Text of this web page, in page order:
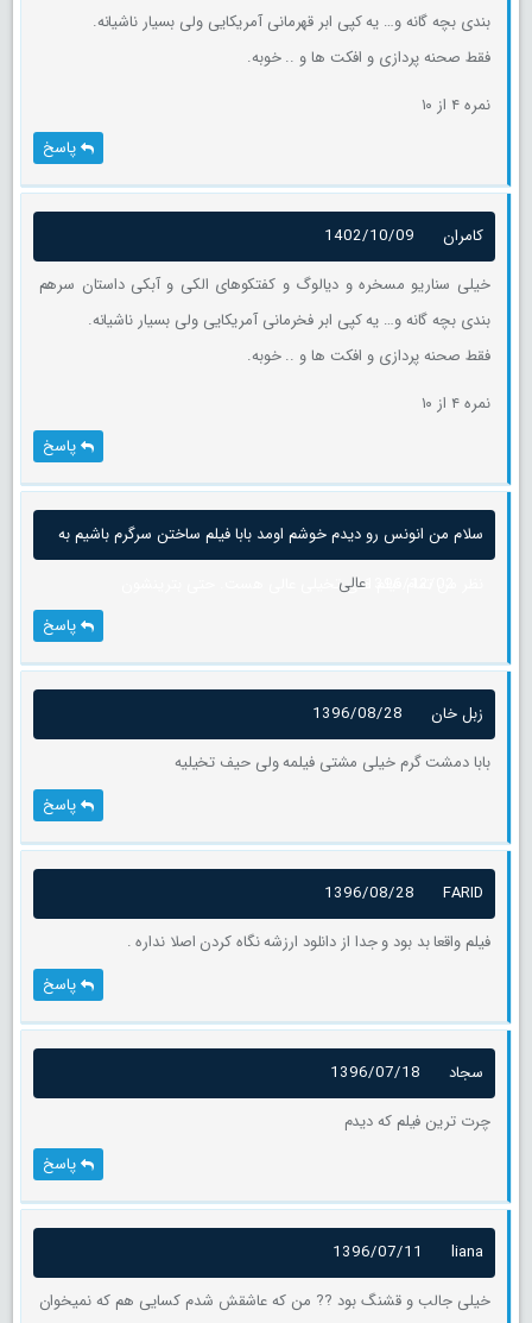
بندی بچه گانه و… یه کپی ابر قهرمانی آمریکایی ولی بسیار ناشیانه.
فقط صحنه پردازی و افکت ها و .. خوبه.
نمره ۴ از ۱۰
پاسخ
کامران
1402/10/09
خیلی سناریو مسخره و دیالوگ و کفتکوهای الکی و آبکی داستان سرهم
بندی بچه گانه و… یه کپی ابر فخرمانی آمریکایی ولی بسیار ناشیانه.
فقط صحنه پردازی و افکت ها و .. خوبه.
نمره ۴ از ۱۰
پاسخ
سلام من انونس رو دیدم خوشم اومد بابا فیلم ساختن سرگرم باشیم به
نظر من تمام فیلم های تخیلی عالی هست. حتی بترینشون
1396/12/02عالی
پاسخ
زبل خان
1396/08/28
بابا دمشت گرم خیلی مشتی فیلمه ولی حیف تخیلیه
پاسخ
FARID
1396/08/28
فیلم واقعا بد بود و جدا از دانلود ارزشه نگاه کردن اصلا نداره .
پاسخ
سجاد
1396/07/18
چرت ترین فیلم که دیدم
پاسخ
liana
1396/07/11
خیلی جالب و قشنگ بود ?? من که عاشقش شدم کسایی هم که نمیخوان